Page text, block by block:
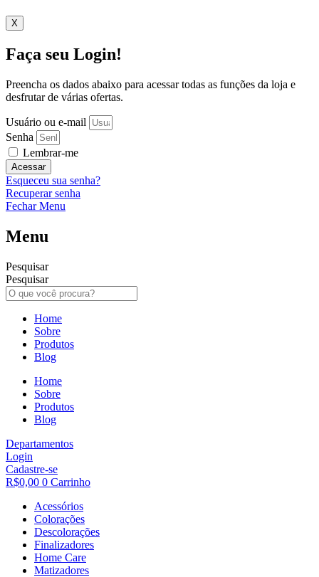
X
Faça seu Login!
Preencha os dados abaixo para acessar todas as funções da loja e
desfrutar de várias ofertas.
Usuário ou e-mail
Senha
Lembrar-me
Acessar
Esqueceu sua senha?
Recuperar senha
Fechar Menu
Menu
Pesquisar
Pesquisar
Home
Sobre
Produtos
Blog
Home
Sobre
Produtos
Blog
Departamentos
Login
Cadastre-se
R$0,00 0 Carrinho
Acessórios
Colorações
Descolorações
Finalizadores
Home Care
Matizadores